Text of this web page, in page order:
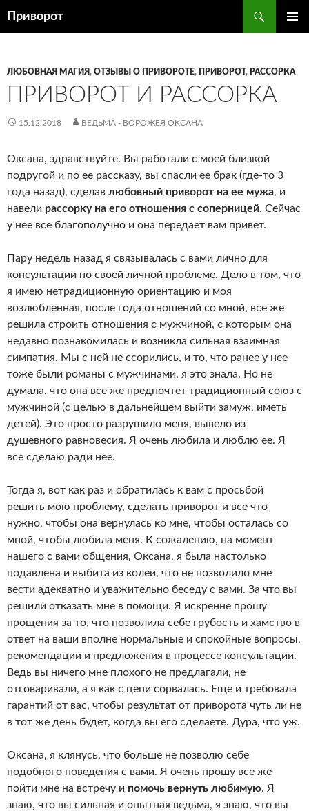
Приворот
ЛЮБОВНАЯ МАГИЯ, ОТЗЫВЫ О ПРИВОРОТЕ, ПРИВОРОТ, РАССОРКА
ПРИВОРОТ И РАССОРКА
15.12.2018 ВЕДЬМА - ВОРОЖЕЯ ОКСАНА
Оксана, здравствуйте. Вы работали с моей близкой
подругой и по ее рассказу, вы спасли ее брак (где-то 3
года назад), сделав любовный приворот на ее мужа, и
навели рассорку на его отношения с соперницей. Сейчас
у нее все благополучно и она передает вам привет.
Пару недель назад я связывалась с вами лично для
консультации по своей личной проблеме. Дело в том, что
я имею нетрадиционную ориентацию и моя
возлюбленная, после года отношений со мной, все же
решила строить отношения с мужчиной, с которым она
недавно познакомилась и возникла сильная взаимная
симпатия. Мы с ней не ссорились, и то, что ранее у нее
тоже были романы с мужчинами, я это знала. Но не
думала, что она все же предпочтет традиционный союз с
мужчиной (с целью в дальнейшем выйти замуж, иметь
детей). Это просто разрушило меня, вывело из
душевного равновесия. Я очень любила и люблю ее. Я
все сделаю ради нее.
Тогда я, вот как раз и обратилась к вам с просьбой
решить мою проблему, сделать приворот и все что
нужно, чтобы она вернулась ко мне, чтобы осталась со
мной, чтобы любила меня. К сожалению, на момент
нашего с вами общения, Оксана, я была настолько
подавлена и выбита из колеи, что не позволило мне
вести адекватно и уважительно беседу с вами. За что вы
решили отказать мне в помощи. Я искренне прошу
прощения за то, что позволила себе грубость и хамство в
ответ на ваши вполне нормальные и спокойные вопросы,
рекомендации и предложения в процессе консультации.
Ведь вы ничего мне плохого не предлагали, не
отговаривали, а я как с цепи сорвалась. Еще и требовала
гарантий от вас, чтобы результат от приворота чуть ли не
в тот же день будет, когда вы его сделаете. Дура, что уж.
Оксана, я клянусь, что больше не позволю себе
подобного поведения с вами. Я очень прошу все же
пойти мне на встречу и помочь вернуть любимую. Я
знаю, что вы сильная и опытная ведьма, я знаю, что вы